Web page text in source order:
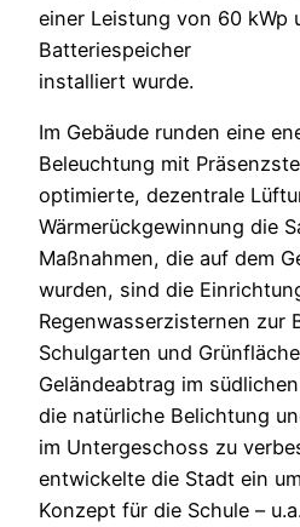
einer Leistung von 60 kWp
Batteriespeicher
installiert wurde.
Im Gebäude runden eine
Beleuchtung mit
optimierte, dezentrale
Wärmerückgewinnung die
Maßnahmen, die auf dem
wurden, sind die
Regenwasserzisternen zur
Schulgarten und
Geländeabtrag im
die natürliche Belichtung
im Untergeschoss zu
entwickelte die Stadt ein
Konzept für die Schule –